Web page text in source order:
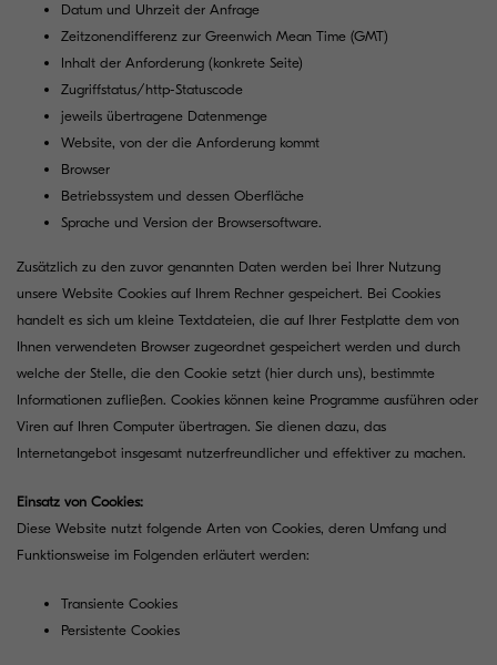
Datum und Uhrzeit der Anfrage
Zeitzonendifferenz zur Greenwich Mean Time (GMT)
Inhalt der Anforderung (konkrete Seite)
Zugriffstatus/http-Statuscode
jeweils übertragene Datenmenge
Website, von der die Anforderung kommt
Browser
Betriebssystem und dessen Oberfläche
Sprache und Version der Browsersoftware.
Zusätzlich zu den zuvor genannten Daten werden bei Ihrer Nutzung
unsere Website Cookies auf Ihrem Rechner gespeichert. Bei Cookies
handelt es sich um kleine Textdateien, die auf Ihrer Festplatte dem von
Ihnen verwendeten Browser zugeordnet gespeichert werden und durch
welche der Stelle, die den Cookie setzt (hier durch uns), bestimmte
Informationen zufließen. Cookies können keine Programme ausführen oder
Viren auf Ihren Computer übertragen. Sie dienen dazu, das
Internetangebot insgesamt nutzerfreundlicher und effektiver zu machen.
Einsatz von Cookies:
Diese Website nutzt folgende Arten von Cookies, deren Umfang und
Funktionsweise im Folgenden erläutert werden:
Transiente Cookies
Persistente Cookies